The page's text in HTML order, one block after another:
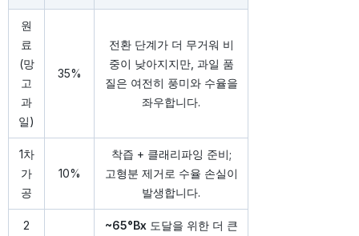
원
료
(망
고
과
일)
35%
전환 단계가 더 무거워 비
중이 낮아지지만, 과일 품
질은 여전히 풍미와 수율을
좌우합니다.
1차
가
공
10%
착즙 + 클래리파잉 준비;
고형분 제거로 수율 손실이
발생합니다.
2 ~65°Bx 도달을 위한 더 큰